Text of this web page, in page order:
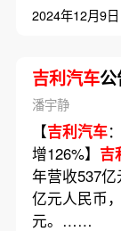
2024年12月9日
吉利汽车公
潘宇静
【吉利汽车
增126%】 吉
年营收537
亿元人民币
元。……